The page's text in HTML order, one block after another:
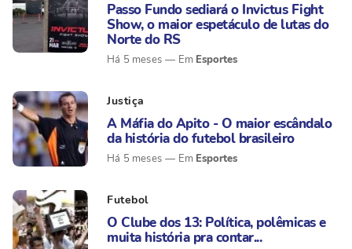
Passo Fundo sediará o Invictus Fight
Show, o maior espetáculo de lutas do
Norte do RS
Há 5 meses Esportes
Justiça
A Máfia do Apito - O maior escândalo
da história do futebol brasileiro
Há 5 meses Esportes
Futebol
O Clube dos 13: Política, polêmicas e
muita história pra contar...